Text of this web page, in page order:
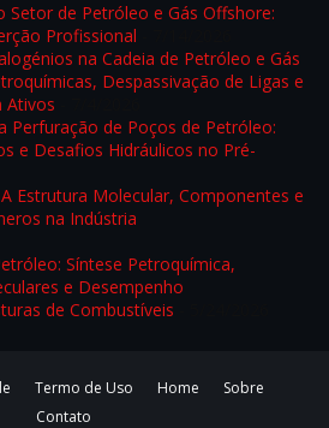
Setor de Petróleo e Gás Offshore:
Profissional
na Cadeia de Petróleo e Gás
Despassivação de Ligas e
Ativos
Perfuração de Poços de Petróleo:
e Desafios Hidráulicos no Pré-
Estrutura Molecular, Componentes e
na Indústria
Síntese Petroquímica,
e Desempenho
de Combustíveis
Termo de Uso Home
Sobre
Contato